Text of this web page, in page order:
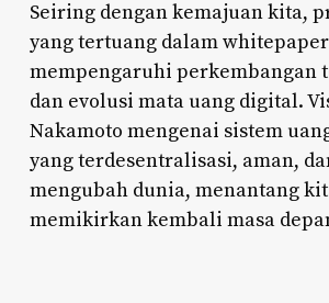
Seiring dengan kemajuan kita,
yang tertuang dalam
mempengaruhi perkembangan
dan evolusi mata uang digital.
Nakamoto mengenai sistem
yang terdesentralisasi, aman,
mengubah dunia, menantang
memikirkan kembali masa